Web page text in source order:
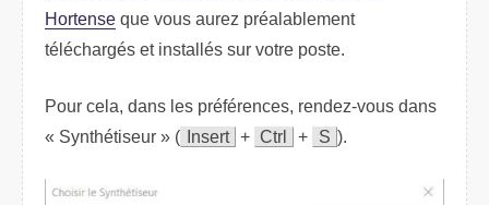
Hortense que vous aurez préalablement
téléchargés et installés sur votre poste.
Pour cela, dans les préférences, rendez-vous dans
« Synthétiseur » (
Insert + Ctrl + S ).